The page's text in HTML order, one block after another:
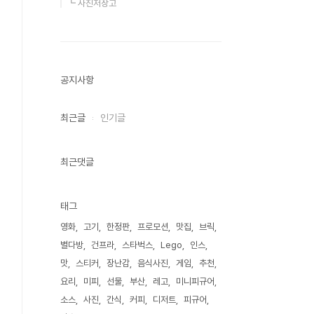
┗ 사진저장고
공지사항
최근글 인기글
최근댓글
태그
영화 고기 한정판 프로모션 맛집
브릭
별다방
건프라 스타벅스 Lego
인스
맛
스티커 장난감 음식사진 게임
추천
요리
미피 선물 부산 레고
미니피규어
소스
사진 간식 커피 디저트
피규어